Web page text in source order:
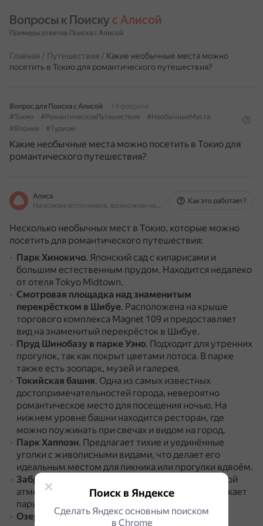
Вопросы к Поиску с Алисой
Примеры ответов Поиска с Алисой
Главная / Путешествия / Какие необычные места можно
посетить в Токио для романтического путешествия?
Вопрос для Поиска с Алисой
14 февраля
#Токио
#РомантическоеПутешествие
#НеобычныеМеста
#Япония
#Туризм
Какие необычные места можно посетить в Токио для
романтического путешествия?
Алиса
На основе источников, возможны неточности
Как это работает?
Несколько необычных мест в Токио, которые можно
посетить для романтического путешествия:
Парк Хинокичо. Японский сад с кипарисами и
большим естественным прудом. Находится недалеко
от отеля Tokyo Midtown.
Смотровая площадка над знаменитым
перекрёстком в Шибуе. Расположена на крыше
торгового комплекса Magnet 109 и предоставляет
вид на знаменитый перекрёсток в Шибуе.
Пруд Шинобазу в парке Уэно. Подходит для утренних
прогулок, так как покрыт цветами лотоса. В парке
также есть зоопарк, музей и галерея.
Токийская башня. Одна из самых известных
достопримечательностей города, невероятно
романтическое место для посещения ночью. На
нижнем уровне башни находится ресторан, где
можно поужинать при свечах и видом на город.
Парк Хаппоэн. Предлагает тихие и уединённые
уголки с живописными видами, что делает его
идеальным местом для пикника или прогулки вдвоём.
Заброшенная школа в Хино
Место с мистической
атмосферой и особым шармом, которое привлекает
пары, ищущие что-то необычное.
Озеро Тодороки.Тихие воды и природа вокруг
Поиск в Яндексе
Сделать Яндекс основным поиском
в Сhrome